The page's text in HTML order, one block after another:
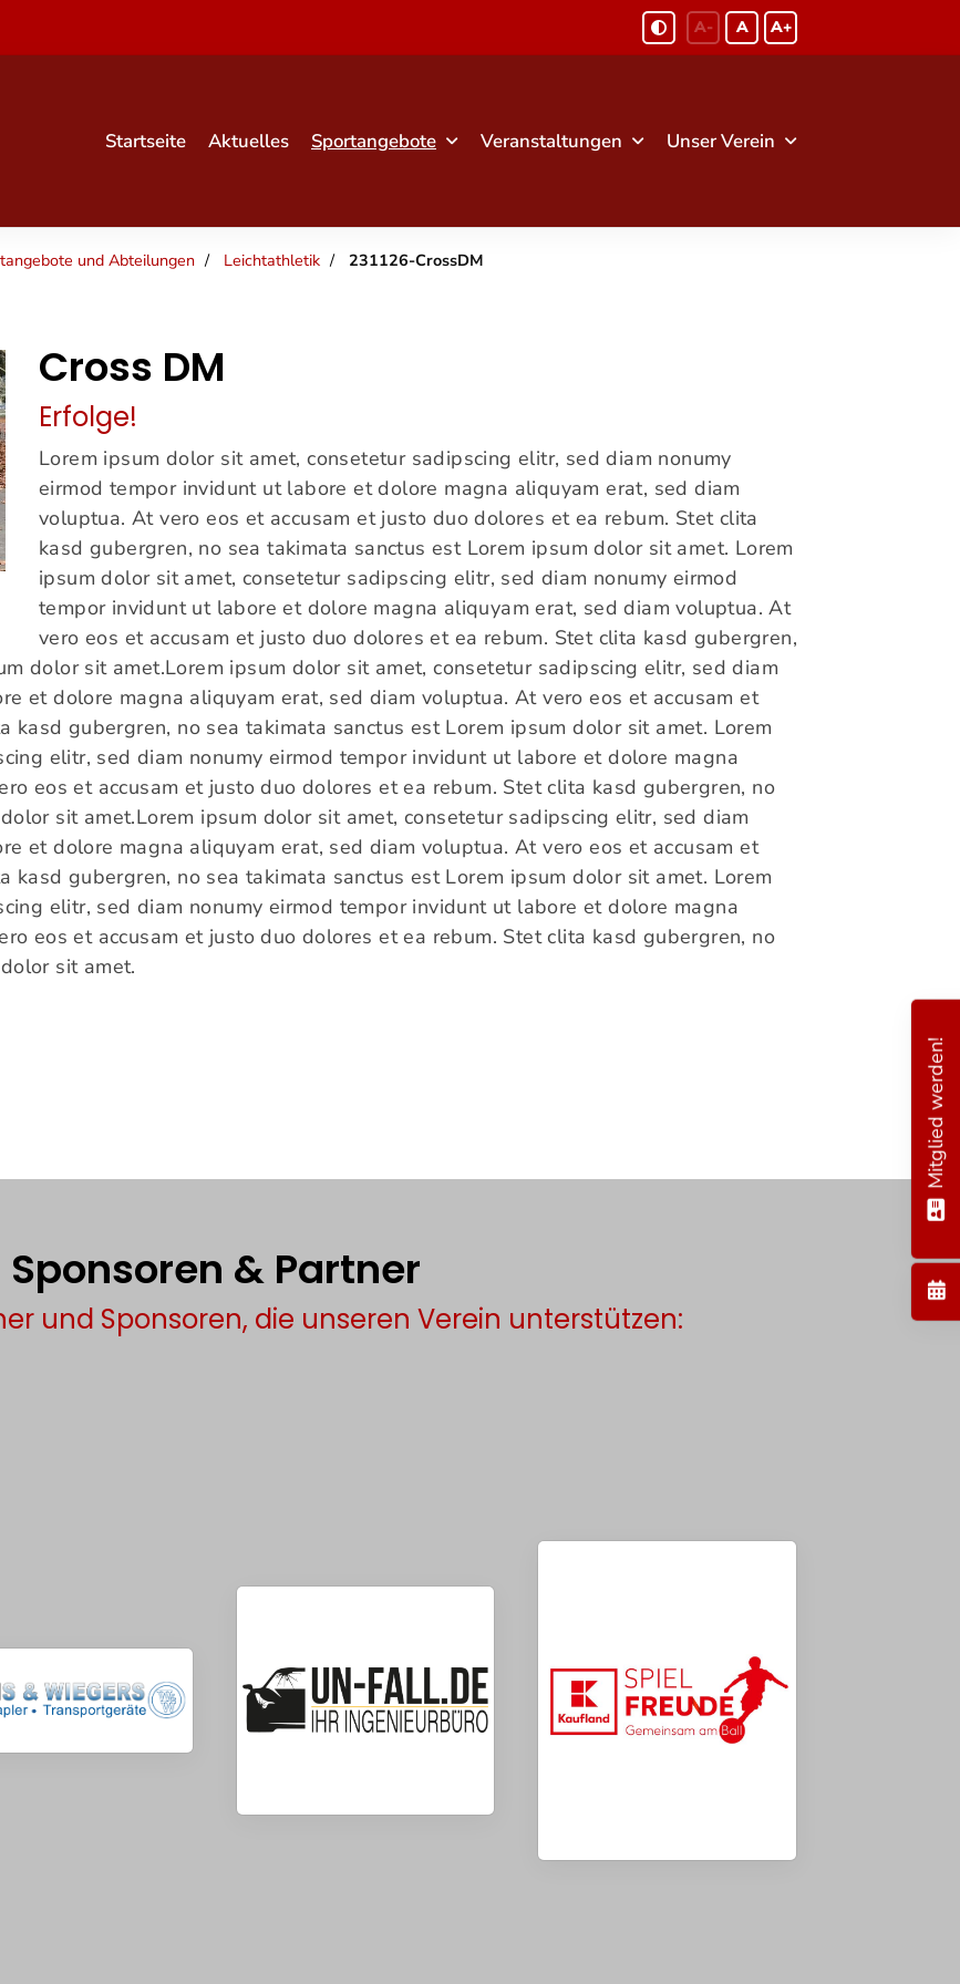
A- A A+
Startseite Aktuelles Sportangebote Veranstaltungen Unser Verein
und Abteilungen Leichtathletik 231126-CrossDM
Cross DM
Erfolge!
Lorem ipsum dolor sit amet, consetetur sadipscing elitr, sed diam nonumy
eirmod tempor invidunt ut labore et dolore magna aliquyam erat, sed diam
voluptua. At vero eos et accusam et justo duo dolores et ea rebum. Stet clita
kasd gubergren, no sea takimata sanctus est Lorem ipsum dolor sit amet. Lorem
ipsum dolor sit amet, consetetur sadipscing elitr, sed diam nonumy eirmod
tempor invidunt ut labore et dolore magna aliquyam erat, sed diam voluptua. At
vero eos et accusam et justo duo dolores et ea rebum. Stet clita kasd gubergren,
dolor sit amet.Lorem ipsum dolor sit amet, consetetur sadipscing elitr, sed diam
et dolore magna aliquyam erat, sed diam voluptua. At vero eos et accusam et
kasd gubergren, no sea takimata sanctus est Lorem ipsum dolor sit amet. Lorem
elitr, sed diam nonumy eirmod tempor invidunt ut labore et dolore magna
eos et accusam et justo duo dolores et ea rebum. Stet clita kasd gubergren, no
sit amet.Lorem ipsum dolor sit amet, consetetur sadipscing elitr, sed diam
et dolore magna aliquyam erat, sed diam voluptua. At vero eos et accusam et
kasd gubergren, no sea takimata sanctus est Lorem ipsum dolor sit amet. Lorem
elitr, sed diam nonumy eirmod tempor invidunt ut labore et dolore magna
eos et accusam et justo duo dolores et ea rebum. Stet clita kasd gubergren, no
sit amet.
Sponsoren & Partner
und Sponsoren, die unseren Verein unterstützen:
Mitglied werden!